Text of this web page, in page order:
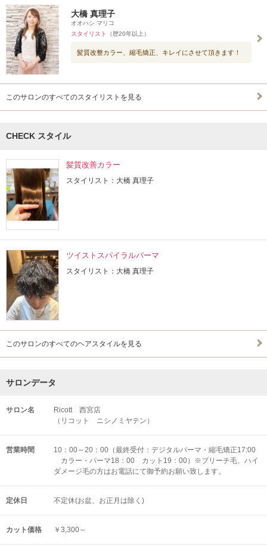
大橋 真理子
オオハシ マリコ
スタイリスト
（歴20年以上）
髪質改整カラー、縮毛矯正、キレイにさせて頂きます！
このサロンのすべてのスタイリストを見る
CHECK スタイル
髪質改善カラー
スタイリスト：大橋 真理子
ツイストスパイラルパーマ
スタイリスト：大橋 真理子
このサロンのすべてのヘアスタイルを見る
サロンデータ
サロン名
Ricott 西宮店
（リコット ニシノミヤテン）
営業時間
10：00～20：00（最終受付：デジタルパーマ・縮毛矯正17:00
カラー・パーマ18：00 カット19：00）※ブリーチ毛、ハイ
ダメージ毛の方はお電話にて御予約お願い致します。
定休日 不定休(お盆、お正月は除く)
カット価格 ￥3,300～